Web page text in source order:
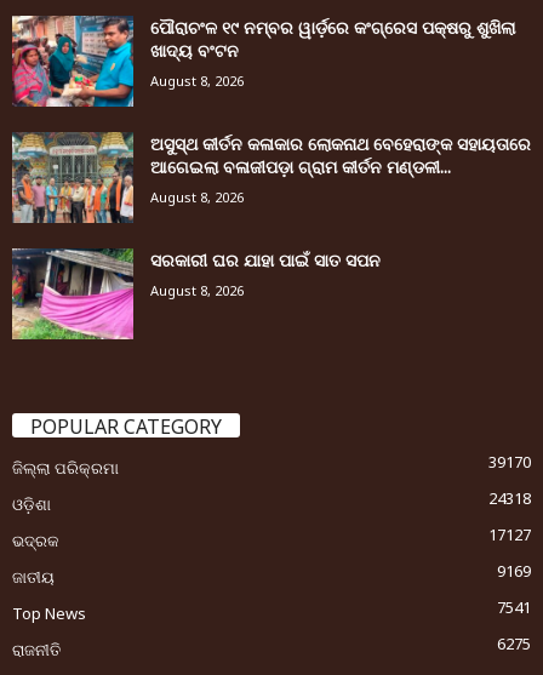
ପୌରାଚଂଳ ୧୯ ନମ୍ବର ୱାର୍ଡ଼ରେ କଂଗ୍ରେସ ପକ୍ଷରୁ ଶୁଖିଲା
ଖାଦ୍ୟ ବଂଟନ
August 8, 2026
ଅସୁସ୍ଥ କୀର୍ତନ କଳାକାର ଲୋକନାଥ ବେହେରାଙ୍କ ସହାୟତାରେ
ଆଗେଇଲା ବଳାଜୀପଡ଼ା ଗ୍ରାମ କୀର୍ତନ ମଣ୍ଡଳୀ...
August 8, 2026
ସରକାରୀ ଘର ଯାହା ପାଇଁ ସାତ ସପନ
August 8, 2026
POPULAR CATEGORY
ଜିଲ୍ଲା ପରିକ୍ରମା
39170
ଓଡ଼ିଶା
24318
ଭଦ୍ରକ
17127
ଜାତୀୟ
9169
Top News
7541
ରାଜନୀତି
6275